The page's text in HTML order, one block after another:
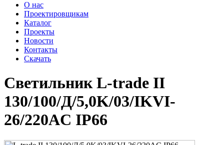
О нас
Проектировщикам
Каталог
Проекты
Новости
Контакты
Скачать
Светильник L-trade II
130/100/Д/5,0K/03/IKVI-
26/220AC IP66